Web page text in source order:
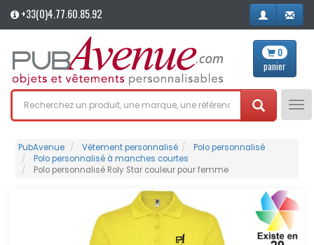
+33(0)4.77.60.85.92
0
panier
PubAvenue Vêtement personnalisé
Polo personnalisé
Polo personnalisé à manches courtes
Polo personnalisé Roly Star couleur pour femme